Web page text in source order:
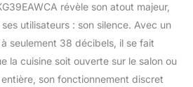
révèle son atout majeur,
utilisateurs : son silence. Avec un
seulement 38 décibels, il se fait
la cuisine soit ouverte sur le salon ou
son fonctionnement discret